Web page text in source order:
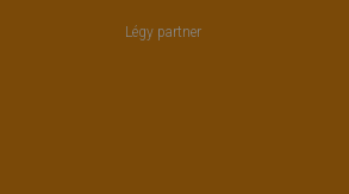
Légy partner